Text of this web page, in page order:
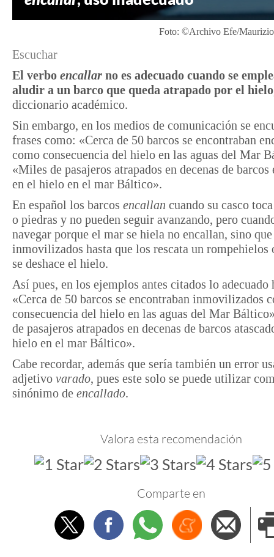
Foto: ©Archivo Efe/
Escuchar
El verbo encallar no es adecuado cuando se
aludir a un barco que queda atrapado por el hielo
diccionario académico.
Sin embargo, en los medios de comunicación se
frases como: «Cerca de 50 barcos se encontraban
como consecuencia del hielo en las aguas del Mar
«Miles de pasajeros atrapados en decenas de barcos
en el hielo en el mar Báltico».
En español los barcos encallan cuando su casco
o piedras y no pueden seguir avanzando, pero
navegar porque el mar se hiela no encallan, sino que
inmovilizados hasta que los rescata un rompehielos
se deshace el hielo.
Así pues, en los ejemplos antes citados lo adecuado
«Cerca de 50 barcos se encontraban inmovilizados
consecuencia del hielo en las aguas del Mar
de pasajeros atrapados en decenas de barcos
hielo en el mar Báltico».
Cabe recordar, además que sería también un error
adjetivo varado, pues este solo se puede utilizar
sinónimo de encallado.
Valora esta recomendación
Comparte en
TwitterFacebookWhatsappMenéame